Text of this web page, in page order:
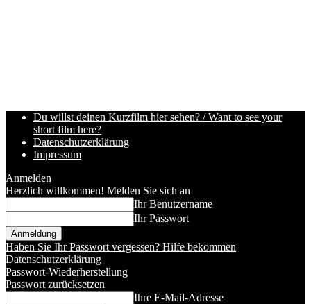
Du willst deinen Kurzfilm hier sehen? / Want to see your
short film here?
Datenschutzerklärung
Impressum
Anmelden
Herzlich willkommen! Melden Sie sich an
Ihr Benutzername
Ihr Passwort
Haben Sie Ihr Passwort vergessen? Hilfe bekommen
Datenschutzerklärung
Passwort-Wiederherstellung
Passwort zurücksetzen
Ihre E-Mail-Adresse